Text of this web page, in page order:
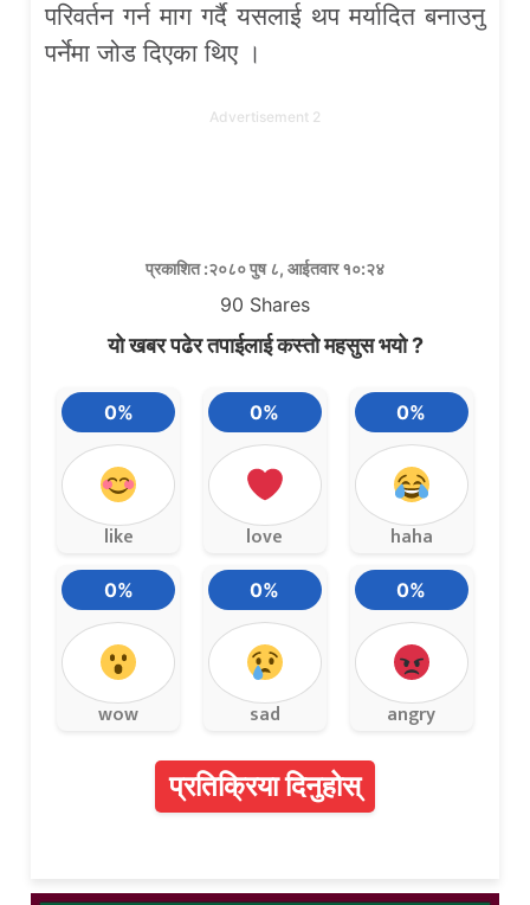
परिवर्तन गर्न माग गर्दै यसलाई थप मर्यादित बनाउनु
पर्नेमा जोड दिएका थिए ।
Advertisement 2
प्रकाशित :२०८० पुष ८, आईतवार १०:२४
90 Shares
यो खबर पढेर तपाईलाई कस्तो महसुस भयो ?
0%
like
0%
love
0%
haha
0%
wow
0%
sad
0%
angry
प्रतिक्रिया दिनुहोस्